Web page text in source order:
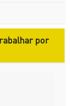
por